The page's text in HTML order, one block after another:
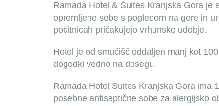
Ramada Hotel & Suites Kranjska Gora je
opremljene sobe s pogledom na gore in
počitnicah pričakujejo vrhunsko udobje.
Hotel je od smučišč oddaljen manj kot
dogodki vedno na dosegu.
Ramada Hotel Suites Kranjska Gora ima
posebne antiseptične sobe za alergijsko